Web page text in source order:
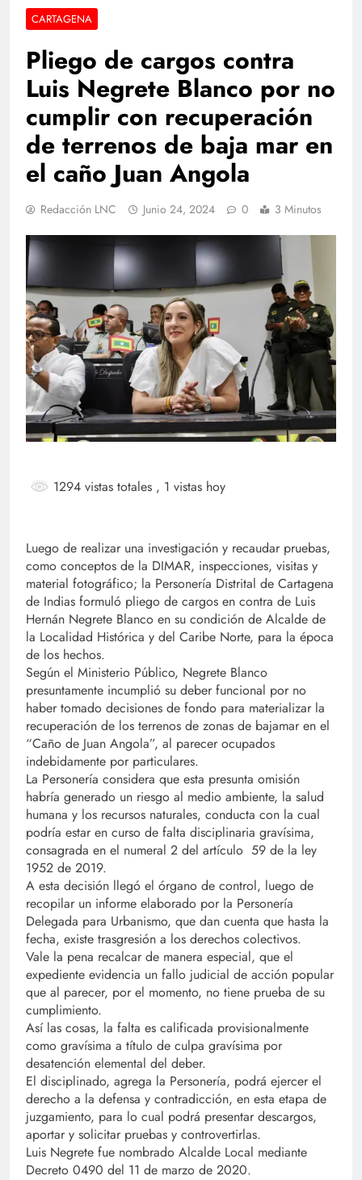
CARTAGENA
Pliego de cargos contra
Luis Negrete Blanco por no
cumplir con recuperación
de terrenos de baja mar en
el caño Juan Angola
Redacción LNC Junio 24, 2024 0 3 Minutos
1294 vistas totales , 1 vistas hoy
Luego de realizar una investigación y recaudar pruebas,
como conceptos de la DIMAR, inspecciones, visitas y
material fotográfico; la Personería Distrital de Cartagena
de Indias formuló pliego de cargos en contra de Luis
Hernán Negrete Blanco en su condición de Alcalde de
la Localidad Histórica y del Caribe Norte, para la época
de los hechos.
Según el Ministerio Público, Negrete Blanco
presuntamente incumplió su deber funcional por no
haber tomado decisiones de fondo para materializar la
recuperación de los terrenos de zonas de bajamar en el
“Caño de Juan Angola”, al parecer ocupados
indebidamente por particulares.
La Personería considera que esta presunta omisión
habría generado un riesgo al medio ambiente, la salud
humana y los recursos naturales, conducta con la cual
podría estar en curso de falta disciplinaria gravísima,
consagrada en el numeral 2 del artículo 59 de la ley
1952 de 2019.
A esta decisión llegó el órgano de control, luego de
recopilar un informe elaborado por la Personería
Delegada para Urbanismo, que dan cuenta que hasta la
fecha, existe trasgresión a los derechos colectivos.
Vale la pena recalcar de manera especial, que el
expediente evidencia un fallo judicial de acción popular
que al parecer, por el momento, no tiene prueba de su
cumplimiento.
Así las cosas, la falta es calificada provisionalmente
como gravísima a título de culpa gravísima por
desatención elemental del deber.
El disciplinado, agrega la Personería, podrá ejercer el
derecho a la defensa y contradicción, en esta etapa de
juzgamiento, para lo cual podrá presentar descargos,
aportar y solicitar pruebas y controvertirlas.
Luis Negrete fue nombrado Alcalde Local mediante
Decreto 0490 del 11 de marzo de 2020.